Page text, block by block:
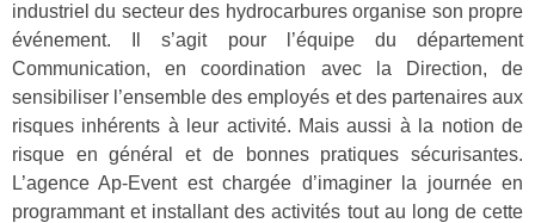
industriel du secteur des hydrocarbures organise son propre
événement. Il s’agit pour l’équipe du département
Communication, en coordination avec la Direction, de
sensibiliser l’ensemble des employés et des partenaires aux
risques inhérents à leur activité. Mais aussi à la notion de
risque en général et de bonnes pratiques sécurisantes.
L’agence Ap-Event est chargée d’imaginer la journée en
programmant et installant des activités tout au long de cette